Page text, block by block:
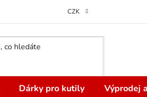
Odstoupení od kupní smlouvy do 14 dní
CZK
Dárky pro kutily Výprodej